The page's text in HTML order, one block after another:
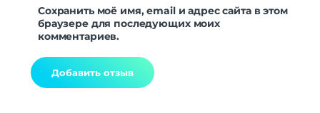
Сохранить моё имя, email и адрес сайта в этом
браузере для последующих моих
комментариев.